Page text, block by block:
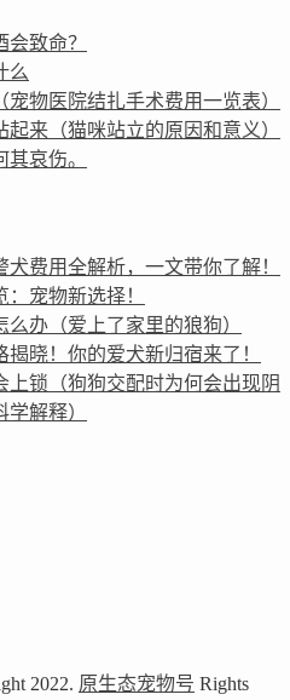
致命？
么
物医院结扎手术费用一览表）
来（猫咪站立的原因和意义）
哀伤。
费用全解析，一文带你了解！
宠物新选择！
办（爱上了家里的狼狗）
晓！你的爱犬新归宿来了！
上锁（狗狗交配时为何会出现阴
解释）
2022. 原生态宠物号 Rights